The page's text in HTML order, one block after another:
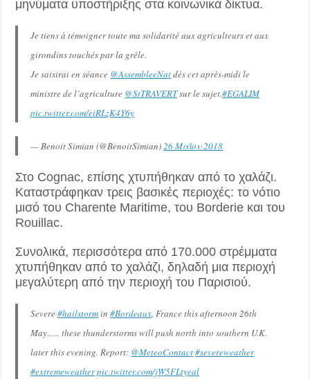
μηνύματα υποστήριξης στα κοινωνικά δίκτυα.
Je tiens à témoigner toute ma solidarité aux agriculteurs et aux
girondins touchés par la grêle.
Je saisirai en séance @AssembleeNatdès cet après-midi le
ministre de l’agriculture @StTRAVERTsur le sujet.#EGALIM
pic.twitter.com/eiRLzK4Y6y
— Benoit Simian (@BenoitSimian)26 Μαΐου 2018
Στο Cognac, επίσης χτυπήθηκαν από το χαλάζι.
Καταστράφηκαν τρεις βασικές περιοχές: το νότιο
μισό του Charente Maritime, του Borderie και του
Rouillac.
Συνολικά, περισσότερα από 170.000 στρέμματα
χτυπήθηκαν από το χαλάζι, δηλαδή μια περιοχή
μεγαλύτερη από την περιοχή του Παρισιού.
Severe#hailstormin#Bordeaux, France this afternoon 26th
May….. these thunderstorms will push north into southern U.K.
later this evening. Report: @MeteoContact#severeweather
#extremeweatherpic.twitter.com/jW5FLtyeal